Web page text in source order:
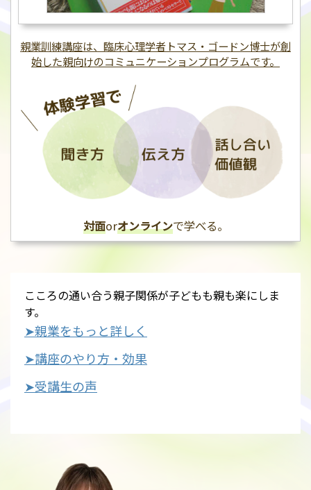
親業訓練講座は、臨床心理学者トマス・ゴードン博士が創
始した親向けのコミュニケーションプログラムです。
対面orオンラインで学べる。
こころの通い合う親子関係が子どもも親も楽にしま
す。
➤親業をもっと詳しく
➤講座のやり方・効果
➤受講生の声